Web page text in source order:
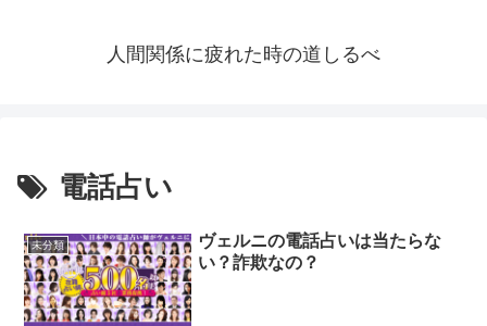
人間関係に疲れた時の道しるべ
電話占い
未分類
ヴェルニの電話占いは当たらな
い？詐欺なの？